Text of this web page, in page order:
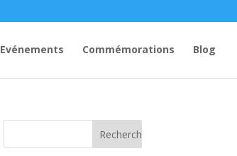
Evénements Commémorations Blog